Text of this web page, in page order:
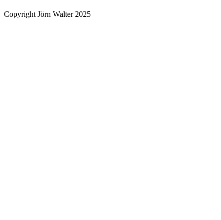
Copyright Jörn Walter 2025